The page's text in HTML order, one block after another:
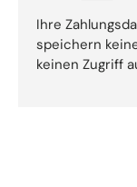
Ihre
speichern
keinen Zugriff